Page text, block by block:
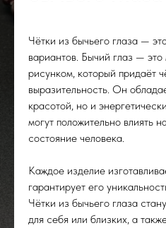
Чётки из бычьего глаза —
вариантов. Бычий глаз —
рисунком, который придаёт
выразительность. Он
красотой, но и
могут положительно влиять
состояние человека.
Каждое изделие
гарантирует его
Чётки из бычьего глаза
для себя или близких, а